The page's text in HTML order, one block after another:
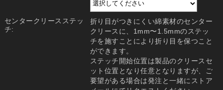
センタークリースステッ
チ:
折り目がつきにくい綿素材のセンター
クリースに、1mm〜1.5mmのステッ
チを施すことにより折り目を保つこと
ができます。
ステッチ開始位置は製品のクリースセ
ット位置となり任意となりますが、ご
要望がある場合は発注と一緒にストア